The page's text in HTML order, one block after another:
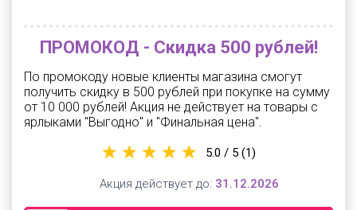
ПРОМОКОД - Скидка 500 рублей!
По промокоду новые клиенты магазина смогут
получить скидку в 500 рублей при покупке на сумму
от 10 000 рублей! Акция не действует на товары с
ярлыками "Выгодно" и "Финальная цена".
5.0 / 5 (1)
Акция действует до: 31.12.2026